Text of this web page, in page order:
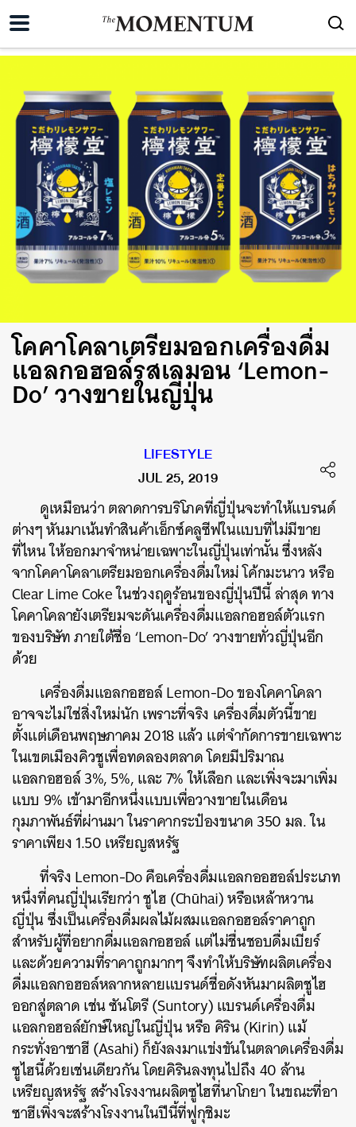
โคคาโคลาเตรียมออกเครื่องดื่ม
แอลกอฮอล์รสเลมอน ‘Lemon-
Do’ วางขายในญี่ปุ่น
LIFESTYLE
JUL 25, 2019
ดูเหมือนว่า ตลาดการบริโภคที่ญี่ปุ่นจะทำให้แบรนด์
ต่างๆ หันมาเน้นทำสินค้าเอ็กซ์คลูซีฟในแบบที่ไม่มีขาย
ที่ไหน ให้ออกมาจำหน่ายเฉพาะในญี่ปุ่นเท่านั้น ซึ่งหลัง
จากโคคาโคลาเตรียมออกเครื่องดื่มใหม่ โค้กมะนาว หรือ
Clear Lime Coke ในช่วงฤดูร้อนของญี่ปุ่นปีนี้ ล่าสุด ทาง
โคคาโคลายังเตรียมจะดันเครื่องดื่มแอลกอฮอล์ตัวแรก
ของบริษัท ภายใต้ชื่อ ‘Lemon-Do’ วางขายทั่วญี่ปุ่นอีก
ด้วย
เครื่องดื่มแอลกอฮอล์ Lemon-Do ของโคคาโคลา
อาจจะไม่ใช่สิ่งใหม่นัก เพราะที่จริง เครื่องดื่มตัวนี้ขาย
ตั้งแต่เดือนพฤษภาคม 2018 แล้ว แต่จำกัดการขายเฉพาะ
ในเขตเมืองคิวชูเพื่อทดลองตลาด โดยมีปริมาณ
แอลกอฮอล์ 3%, 5%, และ 7% ให้เลือก และเพิ่งจะมาเพิ่ม
แบบ 9% เข้ามาอีกหนึ่งแบบเพื่อวางขายในเดือน
กุมภาพันธ์ที่ผ่านมา ในราคากระป๋องขนาด 350 มล. ใน
ราคาเพียง 1.50 เหรียญสหรัฐ
ที่จริง Lemon-Do คือเครื่องดื่มแอลกออฮอล์ประเภท
หนึ่งที่คนญี่ปุ่นเรียกว่า ชูไฮ (Chūhai) หรือเหล้าหวาน
ญี่ปุ่น ซึ่งเป็นเครื่องดื่มผลไม้ผสมแอลกอฮอล์ราคาถูก
สำหรับผู้ที่อยากดื่มแอลกอฮอล์ แต่ไม่ชื่นชอบดื่มเบียร์
และด้วยความที่ราคาถูกมากๆ จึงทำให้บริษัทผลิตเครื่อง
ดื่มแอลกอฮอล์หลากหลายแบรนด์ชื่อดังหันมาผลิตชูไฮ
ออกสู่ตลาด เช่น ซันโตรี (Suntory) แบรนด์เครื่องดื่ม
แอลกอฮอล์ยักษ์ใหญ่ในญี่ปุ่น หรือ คิริน (Kirin) แม้
กระทั่งอาซาฮี (Asahi) ก็ยังลงมาแข่งขันในตลาดเครื่องดื่ม
ซูไฮนี้ด้วยเช่นเดียวกัน โดยคิรินลงทุนไปถึง 40 ล้าน
เหรียญสหรัฐ สร้างโรงงานผลิตซูไฮที่นาโกยา ในขณะที่อา
ซาฮีเพิ่งจะสร้างโรงงานในปีนี้ที่ฟูกุชิมะ